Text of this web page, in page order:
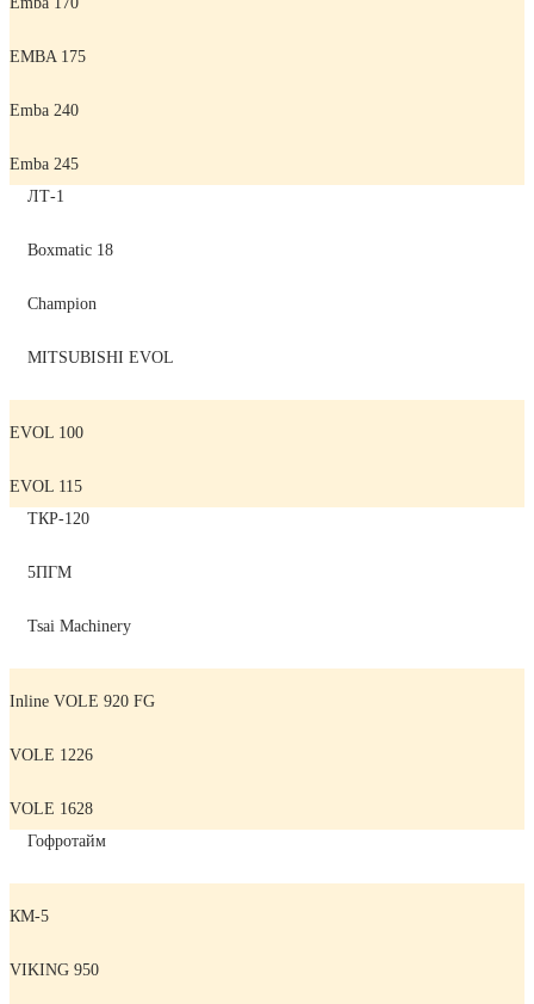
EMBA 175
Emba 240
Emba 245
ЛТ-1
Boxmatic 18
Champion
MITSUBISHI EVOL
EVOL 100
EVOL 115
ТКР-120
5ПГМ
Tsai Machinery
Inline VOLE 920 FG
VOLE 1226
VOLE 1628
Гофротайм
КМ-5
VIKING 950